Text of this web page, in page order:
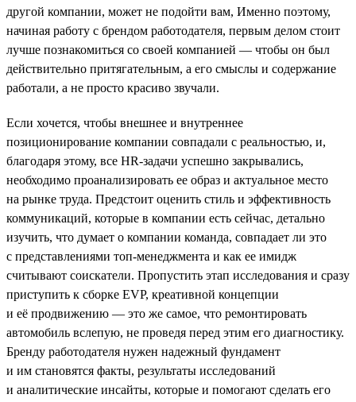
другой компании, может не подойти вам, Именно поэтому,
начиная работу с брендом работодателя, первым делом стоит
лучше познакомиться со своей компанией — чтобы он был
действительно притягательным, а его смыслы и содержание
работали, а не просто красиво звучали.
Если хочется, чтобы внешнее и внутреннее
позиционирование компании совпадали с реальностью, и,
благодаря этому, все HR-задачи успешно закрывались,
необходимо проанализировать ее образ и актуальное место
на рынке труда. Предстоит оценить стиль и эффективность
коммуникаций, которые в компании есть сейчас, детально
изучить, что думает о компании команда, совпадает ли это
с представлениями топ-менеджмента и как ее имидж
считывают соискатели. Пропустить этап исследования и сразу
приступить к сборке EVP, креативной концепции
и её продвижению — это же самое, что ремонтировать
автомобиль вслепую, не проведя перед этим его диагностику.
Бренду работодателя нужен надежный фундамент
и им становятся факты, результаты исследований
и аналитические инсайты, которые и помогают сделать его